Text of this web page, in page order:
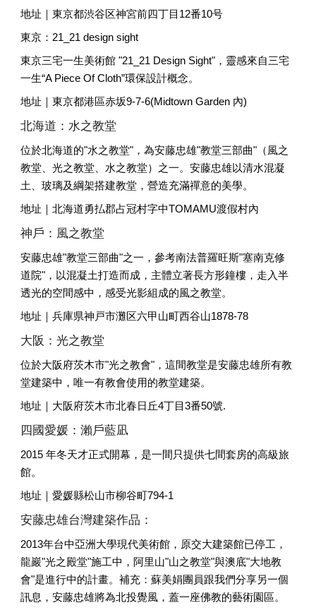
地址｜東京都渋谷区神宮前四丁目12番10号
東京：21_21 design sight
東京三宅一生美術館 "21_21 Design Sight"，靈感來自三宅
一生“A Piece Of Cloth”環保設計概念。
地址｜東京都港區赤坂9-7-6(Midtown Garden 內)
北海道：水之教堂
位於北海道的"水之教堂"，為安藤忠雄"教堂三部曲"（風之
教堂、光之教堂、水之教堂）之一。安藤忠雄以清水混凝
土、玻璃及綱架搭建教堂，營造充滿禪意的美學。
地址｜北海道勇払郡占冠村字中TOMAMU渡假村內
神戶：風之教堂
安藤忠雄"教堂三部曲"之一，參考南法普羅旺斯"塞南克修
道院"，以混凝土打造而成，主體立著長方形鐘樓，走入半
透光的空間感中，感受光影組成的風之教堂。
地址｜兵庫県神戸市灘区六甲山町西谷山1878-78
大阪：光之教堂
位於大阪府茨木市"光之教會"，這間教堂是安藤忠雄所有教
堂建築中，唯一有教會使用的教堂建築。
地址｜大阪府茨木市北春日丘4丁目3番50號.
四國愛媛：瀨戶藍凪
2015 年冬天才正式開幕，是一間只提供七間套房的高級旅
館。
地址｜愛媛縣松山市柳谷町794-1
安藤忠雄台灣建築作品：
2013年台中亞洲大學現代美術館，原交大建築館已停工，
龍巖"光之殿堂"施工中，阿里山"山之教堂"與澳底"大地教
會"是進行中的計畫。補充：蘇美娟團員跟我們分享另一個
訊息，安藤忠雄將為北投覺風，蓋一座佛教的藝術園區。